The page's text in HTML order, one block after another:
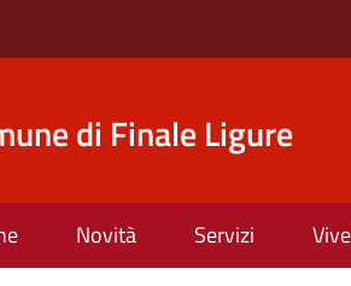
di Finale Ligure
Novità Servizi